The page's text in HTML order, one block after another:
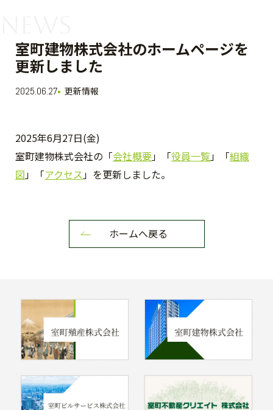
室町建物株式会社のホームページを
更新しました
2025.06.27 更新情報
2025年6月27日(金)
室町建物株式会社の「会社概要」「役員一覧」「組織
図」「アクセス」を更新しました。
ホームへ戻る